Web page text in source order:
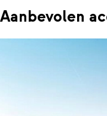
Aanbevolen